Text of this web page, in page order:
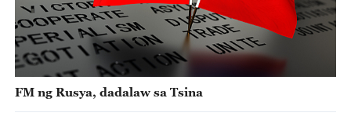
FM ng Rusya, dadalaw sa Tsina